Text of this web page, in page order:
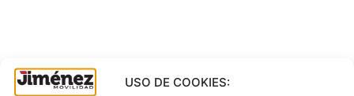
USO DE COOKIES: